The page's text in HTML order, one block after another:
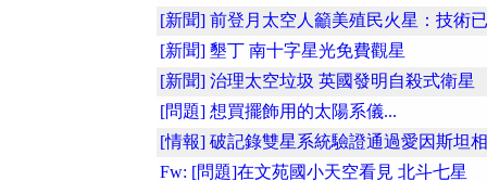
[新聞] 前登月太空人籲美殖民火星：技術
[新聞] 墾丁 南十字星光免費觀星
[新聞] 治理太空垃圾 英國發明自殺式衛星
[問題] 想買擺飾用的太陽系儀...
[情報] 破記錄雙星系統驗證通過愛因斯坦
Fw: [問題]在文苑國小天空看見 北斗七星